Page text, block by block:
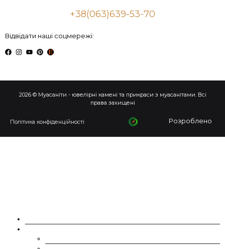
+38(063)639-53-70
Відвідати наші соцмережі:
2026 © Муасаніти - ювелірні камені та прикраси з муасанітами. Всі
права захищені
Політика конфіденційності Розроблено